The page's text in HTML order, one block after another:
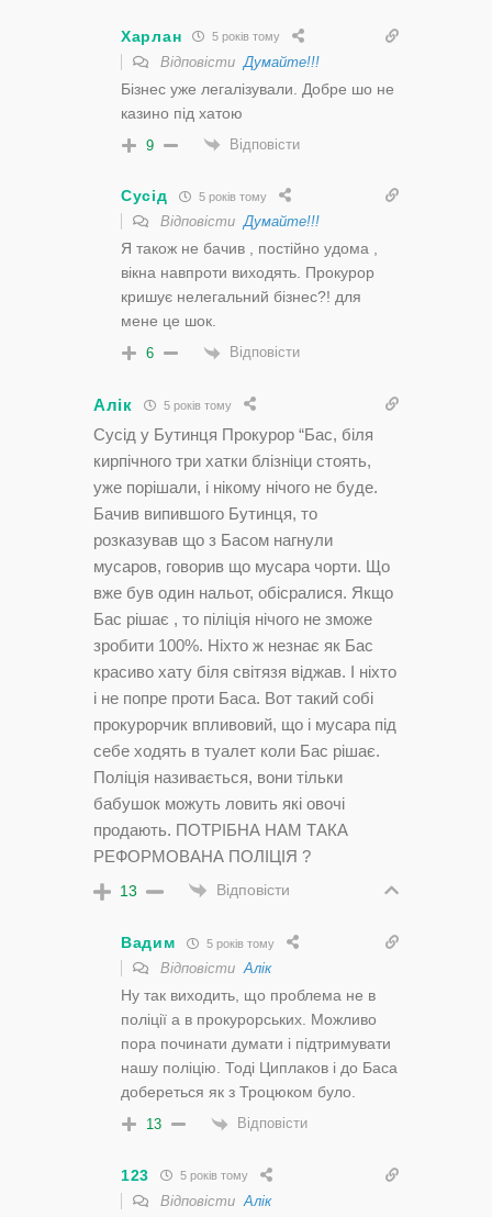
Харлан 5 років тому
Відповісти Думайте!!!
Бізнес уже легалізували. Добре шо не
казино під хатою
9 Відповісти
Сусід 5 років тому
ВідповістиДумайте!!!
Я також не бачив , постійно удома ,
вікна навпроти виходять. Прокурор
кришує нелегальний бізнес?! для
мене це шок.
6 Відповісти
Алік 5 років тому
Сусід у Бутинця Прокурор “Бас, біля
кирпічного три хатки блізніци стоять,
уже порішали, і нікому нічого не буде.
Бачив випившого Бутинця, то
розказував що з Басом нагнули
мусаров, говорив що мусара чорти. Що
вже був один нальот, обісралися. Якщо
Бас рішає , то піліція нічого не зможе
зробити 100%. Ніхто ж незнає як Бас
красиво хату біля світязя віджав. І ніхто
і не попре проти Баса. Вот такий собі
прокурорчик впливовий, що і мусара під
себе ходять в туалет коли Бас рішає.
Поліція називається, вони тільки
бабушок можуть ловить які овочі
продають. ПОТРІБНА НАМ ТАКА
РЕФОРМОВАНА ПОЛІЦІЯ ?
13 Відповісти
Вадим 5 років тому
ВідповістиАлік
Ну так виходить, що проблема не в
поліції а в прокурорських. Можливо
пора починати думати і підтримувати
нашу поліцію. Тоді Циплаков і до Баса
добереться як з Троцюком було.
13 Відповісти
123 5 років тому
Відповісти Алік